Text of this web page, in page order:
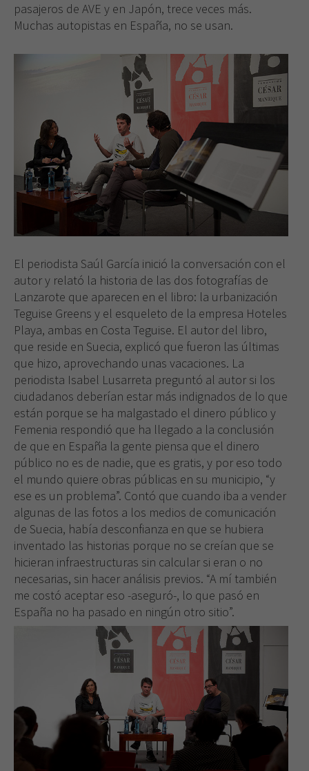
pasajeros de AVE y en Japón, trece veces más.
Muchas autopistas en España, no se usan.
El periodista Saúl García inició la conversación con el
autor y relató la historia de las dos fotografías de
Lanzarote que aparecen en el libro: la urbanización
Teguise Greens y el esqueleto de la empresa Hoteles
Playa, ambas en Costa Teguise. El autor del libro,
que reside en Suecia, explicó que fueron las últimas
que hizo, aprovechando unas vacaciones. La
periodista Isabel Lusarreta preguntó al autor si los
ciudadanos deberían estar más indignados de lo que
están porque se ha malgastado el dinero público y
Femenia respondió que ha llegado a la conclusión
de que en España la gente piensa que el dinero
público no es de nadie, que es gratis, y por eso todo
el mundo quiere obras públicas en su municipio, “y
ese es un problema”. Contó que cuando iba a vender
algunas de las fotos a los medios de comunicación
de Suecia, había desconfianza en que se hubiera
inventado las historias porque no se creían que se
hicieran infraestructuras sin calcular si eran o no
necesarias, sin hacer análisis previos. “A mí también
me costó aceptar eso -aseguró-, lo que pasó en
España no ha pasado en ningún otro sitio”.